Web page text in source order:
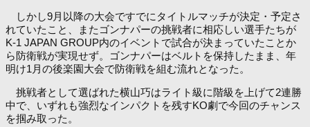
しかし9月以降の大会ですでにタイトルマッチが決定・予定さ
れていたこと、またゴンナパーの挑戦者に相応しい選手たちが
K-1 JAPAN GROUP内のイベントで試合が決まっていたことか
ら防衛戦が実現せず。ゴンナパーはベルトを保持したまま、年
明け1月の後楽園大会で防衛戦を組む流れとなった。
挑戦者として選ばれた横山巧はライト級に階級を上げて2連勝
中で、いずれも強烈なインパクトを残すKO劇で今回のチャンス
を掴み取った。